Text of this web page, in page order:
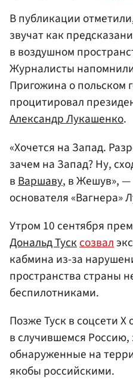
В публикации
звучат как
в воздушном
Журналисты
Пригожина о польском
процитировал
Александр Лукашенко.
«Хочется на Запад.
зачем на Запад? Ну,
в Варшаву, в Жешув», —
основателя «Вагнера»
Утром 10 сентября
Дональд Тусксозвал
кабмина из-за
пространства страны
беспилотниками.
Позже Туск в соцсети
в случившемся
обнаруженные на
якобы российскими.